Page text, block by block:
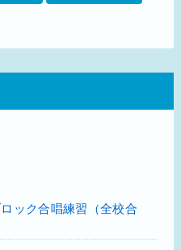
ック合唱練習（全校合